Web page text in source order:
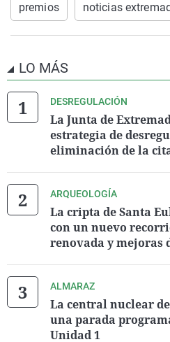
premios noticias
LO MÁS
DESREGULACIÓN
La Junta de
estrategia de
eliminación de la
ARQUEOLOGÍA
La cripta de Santa
con un nuevo
renovada y mejoras
ALMARAZ
La central nuclear
una parada
Unidad 1